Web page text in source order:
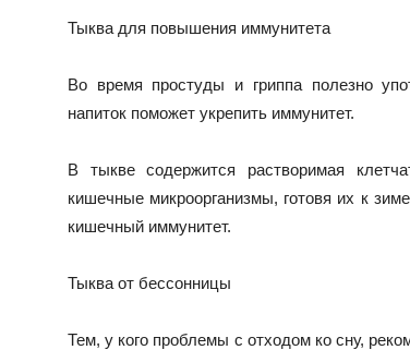
Тыква для повышения иммунитета
Во время простуды и гриппа полезно
напиток поможет укрепить иммунитет.
В тыкве содержится растворимая
кишечные микроорганизмы, готовя их к
кишечный иммунитет.
Тыква от бессонницы
Тем, у кого проблемы с отходом ко сну,